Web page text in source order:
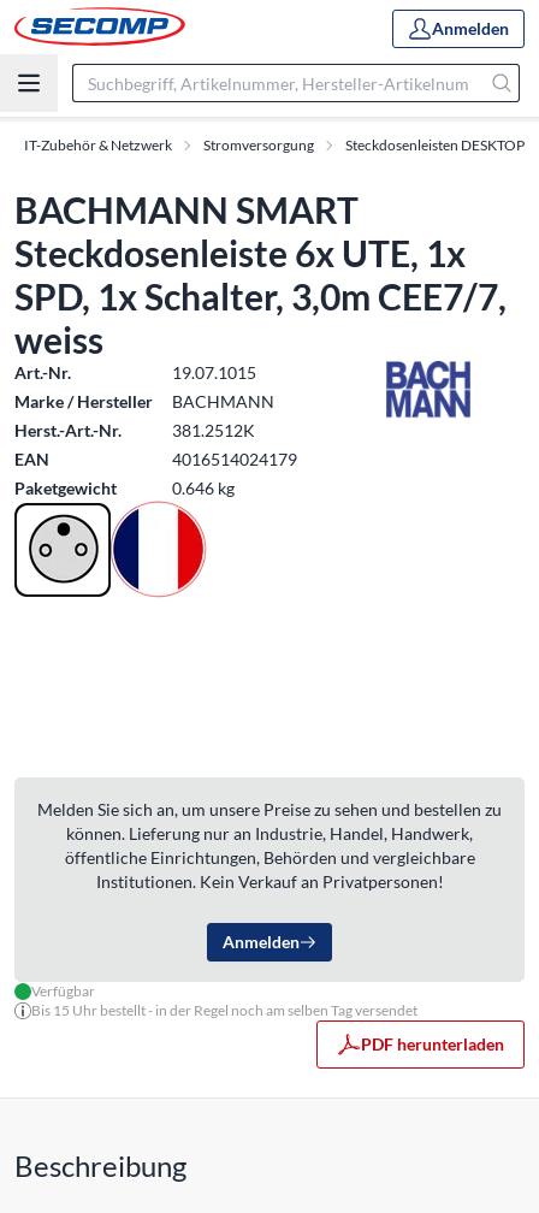
Anmelden
IT-Zubehör & Netzwerk Stromversorgung Steckdosenleisten DESKTOP
BACHMANN SMART
Steckdosenleiste 6x UTE, 1x
SPD, 1x Schalter, 3,0m CEE7/7,
weiss
Art.-Nr.
19.07.1015
Marke / Hersteller
BACHMANN
Herst.-Art.-Nr.
381.2512K
EAN
4016514024179
Paketgewicht
0.646 kg
Melden Sie sich an, um unsere Preise zu sehen und bestellen zu
können. Lieferung nur an Industrie, Handel, Handwerk,
öffentliche Einrichtungen, Behörden und vergleichbare
Institutionen. Kein Verkauf an Privatpersonen!
Anmelden
Verfügbar
Bis 15 Uhr bestellt - in der Regel noch am selben Tag versendet
PDF herunterladen
Beschreibung